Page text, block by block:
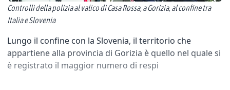
Controlli della polizia al valico di Casa Rossa, a Gorizia, al confine tra
Italia e Slovenia
Lungo il confine con la Slovenia, il territorio che
appartiene alla provincia di Gorizia è quello nel quale si
è registrato il maggior numero di respi